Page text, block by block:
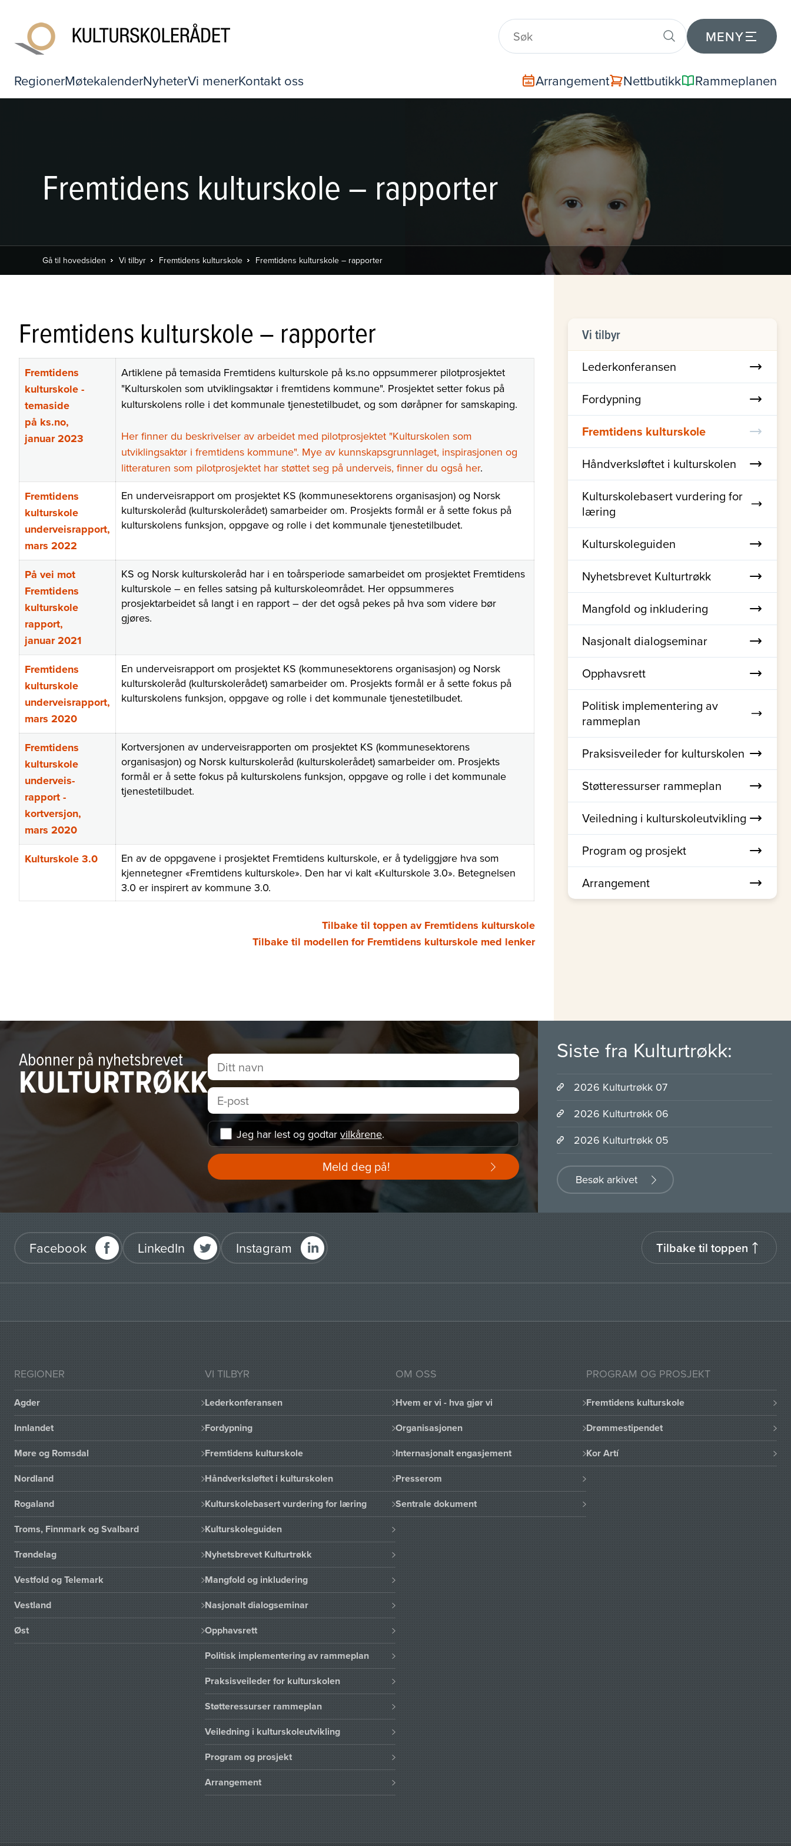
MENY
RegionerMøtekalenderNyheterVi menerKontakt oss Arrangement Nettbutikk Rammeplanen
Fremtidens kulturskole – rapporter
Gå til hovedsiden Vi tilbyr Fremtidens kulturskole Fremtidens kulturskole – rapporter
Fremtidens kulturskole – rapporter
Fremtidens
kulturskole -
temaside
på ks.no,
januar 2023
Artiklene på temasida Fremtidens kulturskole på ks.no oppsummerer pilotprosjektet
"Kulturskolen som utviklingsaktør i fremtidens kommune". Prosjektet setter fokus på
kulturskolens rolle i det kommunale tjenestetilbudet, og som døråpner for samskaping.
Her finner du beskrivelser av arbeidet med pilotprosjektet "Kulturskolen som
utviklingsaktør i fremtidens kommune". Mye av kunnskapsgrunnlaget, inspirasjonen og
litteraturen som pilotprosjektet har støttet seg på underveis, finner du også her.
Fremtidens
kulturskole
underveisrapport,
mars 2022
En underveisrapport om prosjektet KS (kommunesektorens organisasjon) og Norsk
kulturskoleråd (kulturskolerådet) samarbeider om. Prosjekts formål er å sette fokus på
kulturskolens funksjon, oppgave og rolle i det kommunale tjenestetilbudet.
På vei mot
Fremtidens
kulturskole
rapport,
januar 2021
KS og Norsk kulturskoleråd har i en toårsperiode samarbeidet om prosjektet Fremtidens
kulturskole – en felles satsing på kulturskoleområdet. Her oppsummeres
prosjektarbeidet så langt i en rapport – der det også pekes på hva som videre bør
gjøres.
Fremtidens
kulturskole
underveisrapport,
mars 2020
En underveisrapport om prosjektet KS (kommunesektorens organisasjon) og Norsk
kulturskoleråd (kulturskolerådet) samarbeider om. Prosjekts formål er å sette fokus på
kulturskolens funksjon, oppgave og rolle i det kommunale tjenestetilbudet.
Fremtidens
kulturskole
underveis-
rapport -
kortversjon,
mars 2020
Kortversjonen av underveisrapporten om prosjektet KS (kommunesektorens
organisasjon) og Norsk kulturskoleråd (kulturskolerådet) samarbeider om. Prosjekts
formål er å sette fokus på kulturskolens funksjon, oppgave og rolle i det kommunale
tjenestetilbudet.
Kulturskole 3.0
En av de oppgavene i prosjektet Fremtidens kulturskole, er å tydeliggjøre hva som
kjennetegner «Fremtidens kulturskole». Den har vi kalt «Kulturskole 3.0». Betegnelsen
3.0 er inspirert av kommune 3.0.
Tilbake til toppen av Fremtidens kulturskole
Tilbake til modellen for Fremtidens kulturskole med lenker
Vi tilbyr
Lederkonferansen
Fordypning
Fremtidens kulturskole
Håndverksløftet i kulturskolen
Kulturskolebasert vurdering for
læring
Kulturskoleguiden
Nyhetsbrevet Kulturtrøkk
Mangfold og inkludering
Nasjonalt dialogseminar
Opphavsrett
Politisk implementering av
rammeplan
Praksisveileder for kulturskolen
Støtteressurser rammeplan
Veiledning i kulturskoleutvikling
Program og prosjekt
Arrangement
Abonner på nyhetsbrevet
KULTURTRØKK
Jeg har lest og godtar vilkårene.
Meld deg på!
Siste fra Kulturtrøkk:
2026 Kulturtrøkk 07
2026 Kulturtrøkk 06
2026 Kulturtrøkk 05
Besøk arkivet
Facebook LinkedIn Instagram Tilbake til toppen
REGIONER
Agder
Innlandet
Møre og Romsdal
Nordland
Rogaland
Troms, Finnmark og Svalbard
Trøndelag
Vestfold og Telemark
Vestland
Øst
VI TILBYR
Lederkonferansen
Fordypning
Fremtidens kulturskole
Håndverksløftet i kulturskolen
Kulturskolebasert vurdering for læring
Kulturskoleguiden
Nyhetsbrevet Kulturtrøkk
Mangfold og inkludering
Nasjonalt dialogseminar
Opphavsrett
Politisk implementering av rammeplan
Praksisveileder for kulturskolen
Støtteressurser rammeplan
Veiledning i kulturskoleutvikling
Program og prosjekt
Arrangement
OM OSS
Hvem er vi - hva gjør vi
Organisasjonen
Internasjonalt engasjement
Presserom
Sentrale dokument
PROGRAM OG PROSJEKT
Fremtidens kulturskole
Drømmestipendet
Kor Artí